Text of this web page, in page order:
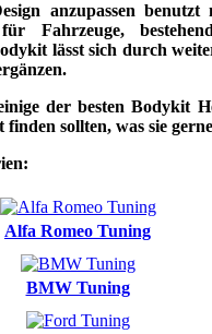
anzupassen
für Fahrzeuge,
lässt sich durch
der besten Bodykit
finden sollten, was sie
Alfa Romeo Tuning
BMW Tuning